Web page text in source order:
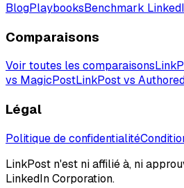
BlogPlaybooksBenchmark
Comparaisons
Voir toutes les comparaisons
vs MagicPostLinkPost vs
Légal
Politique de confidentialité
LinkPost n'est ni affilié à, ni
LinkedIn Corporation.